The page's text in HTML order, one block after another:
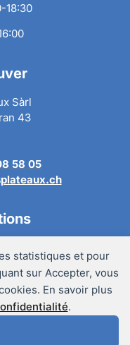
statistiques et pour
sur Accepter, vous
En savoir plus
.
18:30
Sàrl
43
58 05
Plateaux Sàrl